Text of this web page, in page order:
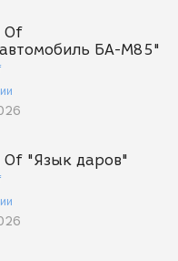
Of
БА-М85"
Of "Язык даров"